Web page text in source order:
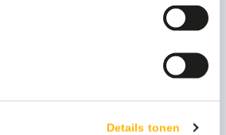
Details tonen
Afwasborstel